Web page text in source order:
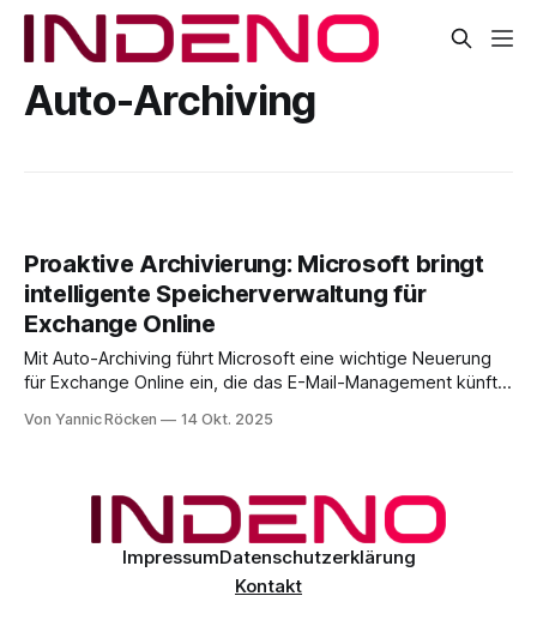
Auto-Archiving
Proaktive Archivierung: Microsoft bringt
intelligente Speicherverwaltung für
Exchange Online
Mit Auto-Archiving führt Microsoft eine wichtige Neuerung
für Exchange Online ein, die das E-Mail-Management künftig
Exchange Online). Statt sich ausschließlich auf zeitbasierte
Postfachs. Sobald 90 % des
Von Yannic Röcken 14 Okt. 2025
ImpressumDatenschutzerklärung
Kontakt